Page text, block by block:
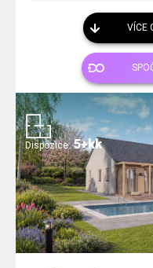
VÍCE
Dispozice: 5+kk